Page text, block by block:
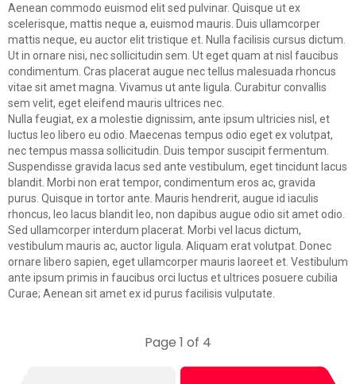
Aenean commodo euismod elit sed pulvinar. Quisque ut ex
scelerisque, mattis neque a, euismod mauris. Duis ullamcorper
mattis neque, eu auctor elit tristique et. Nulla facilisis cursus dictum.
Ut in ornare nisi, nec sollicitudin sem. Ut eget quam at nisl faucibus
condimentum. Cras placerat augue nec tellus malesuada rhoncus
vitae sit amet magna. Vivamus ut ante ligula. Curabitur convallis
sem velit, eget eleifend mauris ultrices nec.
Nulla feugiat, ex a molestie dignissim, ante ipsum ultricies nisl, et
luctus leo libero eu odio. Maecenas tempus odio eget ex volutpat,
nec tempus massa sollicitudin. Duis tempor suscipit fermentum.
Suspendisse gravida lacus sed ante vestibulum, eget tincidunt lacus
blandit. Morbi non erat tempor, condimentum eros ac, gravida
purus. Quisque in tortor ante. Mauris hendrerit, augue id iaculis
rhoncus, leo lacus blandit leo, non dapibus augue odio sit amet odio.
Sed ullamcorper interdum placerat. Morbi vel lacus dictum,
vestibulum mauris ac, auctor ligula. Aliquam erat volutpat. Donec
ornare libero sapien, eget ullamcorper mauris laoreet et. Vestibulum
ante ipsum primis in faucibus orci luctus et ultrices posuere cubilia
Curae; Aenean sit amet ex id purus facilisis vulputate.
Page 1 of 4